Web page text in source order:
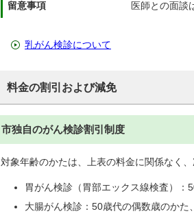
留意事項 医師との面談
乳がん検診について
料金の割引および減免
市独自のがん検診割引制度
対象年齢のかたは、上表の料金に関係なく、
胃がん検診（胃部エックス線検査）：
大腸がん検診：50歳代の偶数歳のかた